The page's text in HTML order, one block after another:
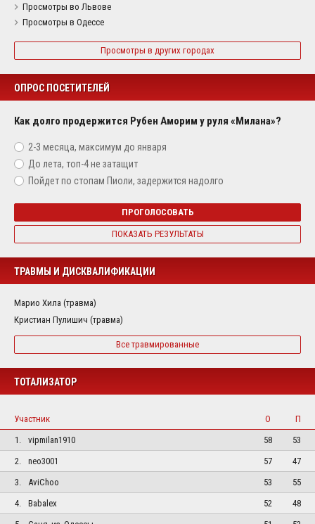
Просмотры во Львове
Просмотры в Одессе
Просмотры в других городах
ОПРОС ПОСЕТИТЕЛЕЙ
Как долго продержится Рубен Аморим у руля «Милана»?
2-3 месяца, максимум до января
До лета, топ-4 не затащит
Пойдет по стопам Пиоли, задержится надолго
ПРОГОЛОСОВАТЬ
ПОКАЗАТЬ РЕЗУЛЬТАТЫ
ТРАВМЫ И ДИСКВАЛИФИКАЦИИ
Марио Хила (травма)
Кристиан Пулишич (травма)
Все травмированные
ТОТАЛИЗАТОР
Участник О
П
1.
vipmilan1910 58
53
2.
neo3001 57
47
3.
AviChoo 53
55
4.
Babalex 52
48